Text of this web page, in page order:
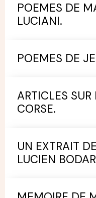
POEMES DE
LUCIANI.
POEMES DE
ARTICLES SUR
CORSE.
UN EXTRAIT
LUCIEN